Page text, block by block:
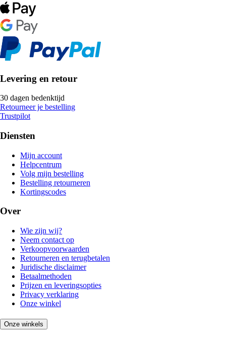
Levering en retour
30 dagen bedenktijd
Retourneer je bestelling
Trustpilot
Diensten
Mijn account
Helpcentrum
Volg mijn bestelling
Bestelling retourneren
Kortingscodes
Over
Wie zijn wij?
Neem contact op
Verkoopvoorwaarden
Retourneren en terugbetalen
Juridische disclaimer
Betaalmethoden
Prijzen en leveringsopties
Privacy verklaring
Onze winkel
Onze winkels